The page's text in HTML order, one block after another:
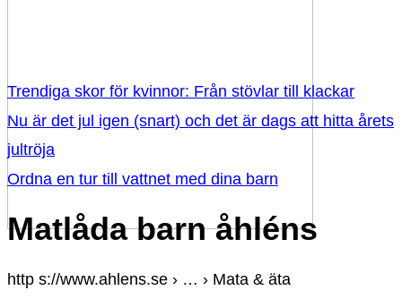
Trendiga skor för kvinnor: Från stövlar till klackar
Nu är det jul igen (snart) och det är dags att hitta årets
jultröja
Ordna en tur till vattnet med dina barn
Matlåda barn åhléns
http s://www.ahlens.se › … › Mata & äta